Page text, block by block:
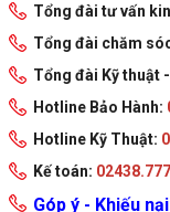
Tổng đài tư vấn
Tổng đài chăm
Tổng đài Kỹ thuật
Hotline Bảo Hành:
Hotline Kỹ Thuật:
Kế toán:
Góp ý - Khiếu